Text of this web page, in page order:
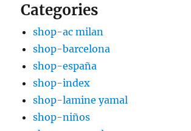
Categories
shop-ac milan
shop-barcelona
shop-españa
shop-index
shop-lamine yamal
shop-niños